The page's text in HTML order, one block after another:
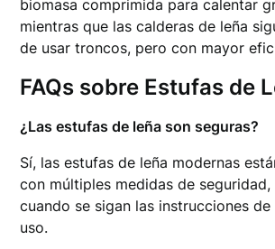
biomasa comprimida para calentar
mientras que las calderas de leña
de usar troncos, pero con mayor
FAQs sobre Estufas de
¿Las estufas de leña son seguras?
Sí, las estufas de leña modernas
con múltiples medidas de
cuando se sigan las instrucciones
uso.